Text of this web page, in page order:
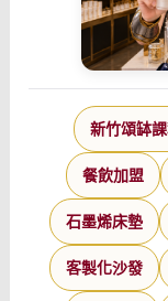
新竹頌缽
餐飲加盟
石墨烯床墊
客製化沙發